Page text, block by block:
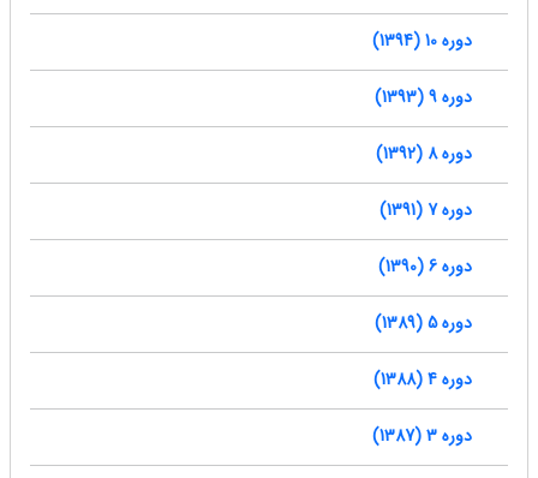
دوره 10 (1394)
دوره 9 (1393)
دوره 8 (1392)
دوره 7 (1391)
دوره 6 (1390)
دوره 5 (1389)
دوره 4 (1388)
دوره 3 (1387)